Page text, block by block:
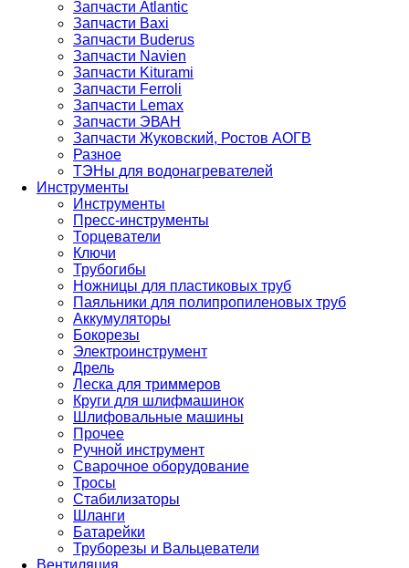
Запчасти Atlantic
Запчасти Baxi
Запчасти Buderus
Запчасти Navien
Запчасти Kiturami
Запчасти Ferroli
Запчасти Lemax
Запчасти ЭВАН
Запчасти Жуковский, Ростов АОГВ
Разное
ТЭНы для водонагревателей
Инструменты
Инструменты
Пресс-инструменты
Торцеватели
Ключи
Трубогибы
Ножницы для пластиковых труб
Паяльники для полипропиленовых труб
Аккумуляторы
Бокорезы
Электроинструмент
Дрель
Леска для триммеров
Круги для шлифмашинок
Шлифовальные машины
Прочее
Ручной инструмент
Сварочное оборудование
Тросы
Стабилизаторы
Шланги
Батарейки
Труборезы и Вальцеватели